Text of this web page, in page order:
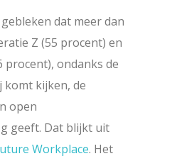
dat meer dan
Z (55 procent) en
procent), ondanks de
komt kijken, de
open
geeft. Dat blijkt uit
Workplace. Het